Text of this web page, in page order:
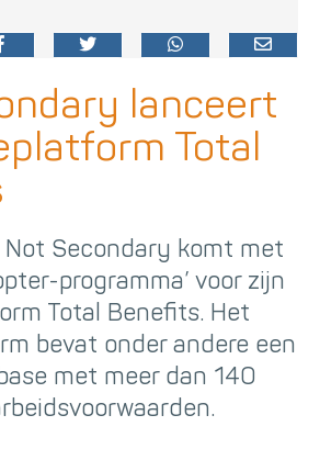
lanceert
Total
Not Secondary komt met
programma’ voor zijn
Total Benefits. Het
bevat onder andere een
met meer dan 140